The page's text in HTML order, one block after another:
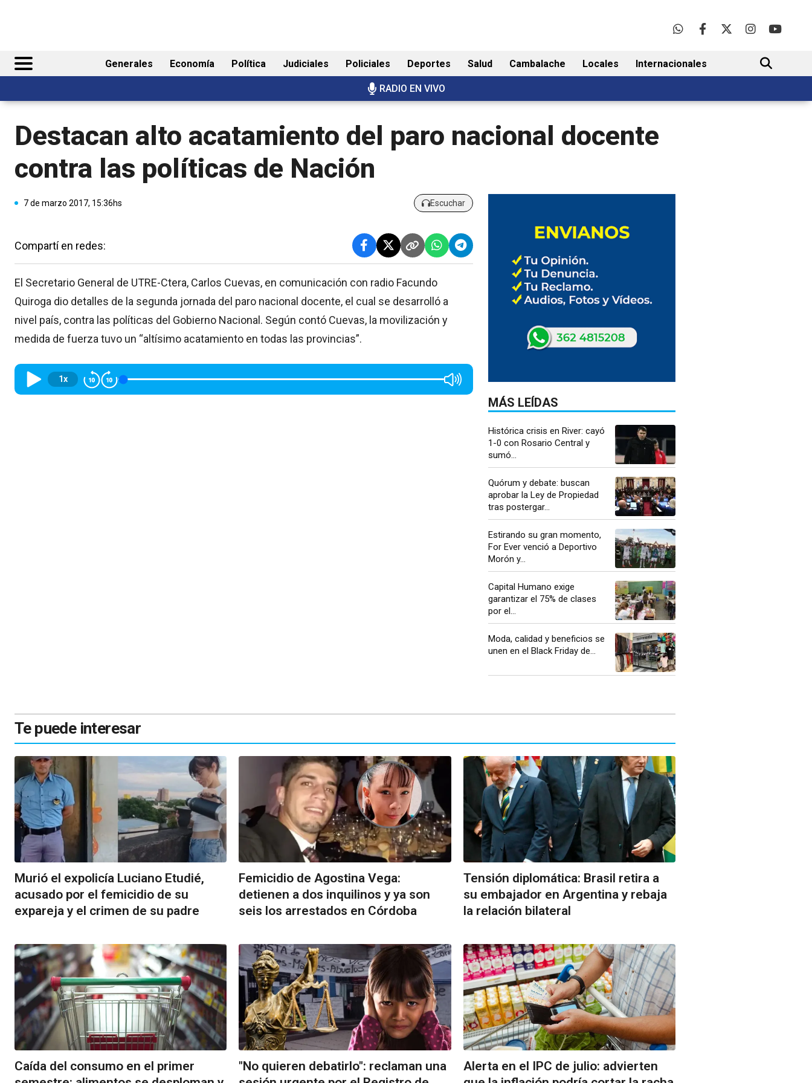
Generales Economía Política Judiciales Policiales Deportes Salud Cambalache Locales Internacionales
RADIO EN VIVO
BUSCAR
Destacan alto acatamiento del paro nacional docente
contra las políticas de Nación
7 de marzo 2017, 15:36hs Escuchar
Compartí en redes:
El Secretario General de UTRE-Ctera, Carlos Cuevas, en comunicación con radio Facundo
Quiroga dio detalles de la segunda jornada del paro nacional docente, el cual se desarrolló a
nivel país, contra las políticas del Gobierno Nacional. Según contó Cuevas, la movilización y
medida de fuerza tuvo un “altísimo acatamiento en todas las provincias”.
1x
MÁS LEÍDAS
Histórica crisis en River: cayó
1-0 con Rosario Central y
sumó...
Quórum y debate: buscan
aprobar la Ley de Propiedad
tras postergar...
Estirando su gran momento,
For Ever venció a Deportivo
Morón y...
Capital Humano exige
garantizar el 75% de clases
por el...
Moda, calidad y beneficios se
unen en el Black Friday de...
Te puede interesar
Murió el expolicía Luciano Etudié,
acusado por el femicidio de su
expareja y el crimen de su padre
Femicidio de Agostina Vega:
detienen a dos inquilinos y ya son
seis los arrestados en Córdoba
Tensión diplomática: Brasil retira a
su embajador en Argentina y rebaja
la relación bilateral
Caída del consumo en el primer
"No quieren debatirlo": reclaman una
Alerta en el IPC de julio: advierten